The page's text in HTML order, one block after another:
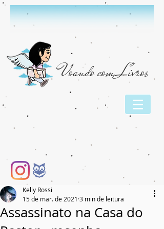
Voando com Livros
Assassinato na Casa do
Kelly Rossi
15 de mar. de 2021 3 min de leitura